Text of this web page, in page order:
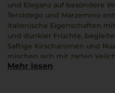
und Eleganz auf besondere
Teroldego und Marzemino
italienische Eigenschaften
und dunkler Früchte,
Saftige Kirscharomen und
mischen sich mit zarten
dem Wein Tiefe und
Mehr lesen